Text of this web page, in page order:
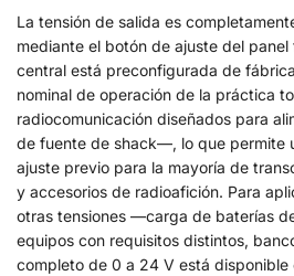
La tensión de salida es
mediante el botón de ajuste del
central está preconfigurada de
nominal de operación de la práctica
radiocomunicación diseñados para
de fuente de shack—, lo que permite
ajuste previo para la mayoría de
y accesorios de radioafición. Para
otras tensiones —carga de baterías
equipos con requisitos distintos,
completo de 0 a 24 V está disponible